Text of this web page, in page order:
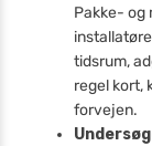
Pakke- og
tidsrum,
regel kort,
forvejen.